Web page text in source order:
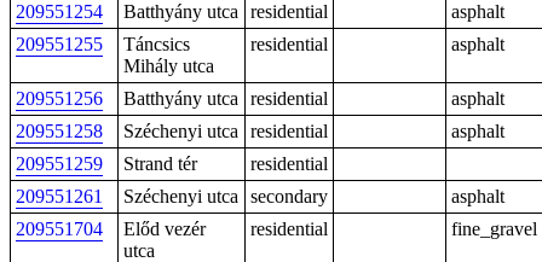
209551254 Batthyány utca residential
asphalt
209551255
Táncsics
Mihály utca
residential asphalt
209551256 Batthyány utca residential
asphalt
209551258
Széchenyi utca residential
asphalt
209551259
Strand tér
residential
209551261
Széchenyi utca secondary
asphalt
209551704
Előd vezér
utca
residential fine_gravel